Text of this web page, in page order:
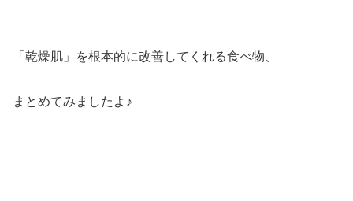
「乾燥肌」を根本的に改善してくれる食べ物、
まとめてみましたよ♪